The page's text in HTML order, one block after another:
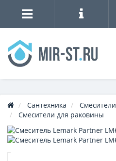
Сантехника
Смесители
Смесители для раковины